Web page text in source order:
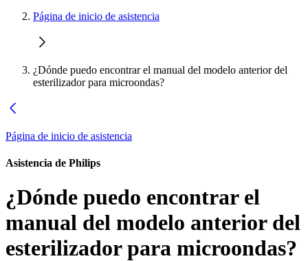
Página de inicio de asistencia
¿Dónde puedo encontrar el manual del modelo anterior del
esterilizador para microondas?
Página de inicio de asistencia
Asistencia de Philips
¿Dónde puedo encontrar el
manual del modelo anterior del
esterilizador para microondas?